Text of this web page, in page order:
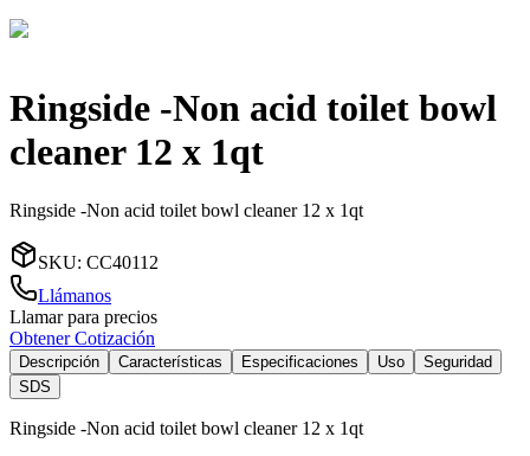
Ringside -Non acid toilet bowl
cleaner 12 x 1qt
Ringside -Non acid toilet bowl cleaner 12 x 1qt
SKU: CC40112
Llámanos
Llamar para precios
Obtener Cotización
Descripción Características Especificaciones Uso
Seguridad
SDS
Ringside -Non acid toilet bowl cleaner 12 x 1qt